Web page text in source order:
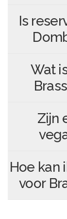
Is
Wat
Zijn
Hoe kan
voor